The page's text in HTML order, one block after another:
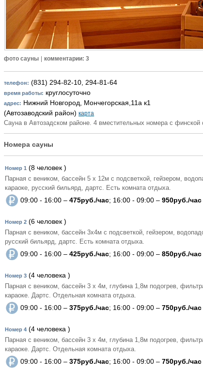
фото сауны | комментарии: 3
телефон: (831) 294-82-10, 294-81-64
время работы: круглосуточно
адрес: Нижний Новгород, Мончегорская,11а к1
(Автозаводский район) карта
Сауна в Автозадском районе. 4 вместительных номера с финской
Номера сауны
Номер 1 (8 человек )
Парная с веником, бассейн 5 x 12м с подсветкой, гейзером,
караоке, русский бильярд, дартс. Есть комната отдыха.
09:00 - 16:00 – 475руб./час; 16:00 - 09:00 – 950руб./час
Номер 2 (6 человек )
Парная с веником, бассейн 3x4м с подсветкой, гейзером,
русский бильярд, дартс. Есть комната отдыха.
09:00 - 16:00 – 425руб./час; 16:00 - 09:00 – 850руб./час
Номер 3 (4 человека )
Парная с веником, бассейн 3 x 4м, глубина 1,8м подогрев,
караоке. Дартс. Отдельная комната отдыха.
09:00 - 16:00 – 375руб./час; 16:00 - 09:00 – 750руб./час
Номер 4 (4 человека )
Парная с веником, бассейн 3 x 4м, глубина 1,8м подогрев,
караоке. Дартс. Отдельная комната отдыха.
09:00 - 16:00 – 375руб./час; 16:00 - 09:00 – 750руб./час